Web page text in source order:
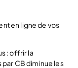
en ligne de vos
: offrir la
CB diminue les